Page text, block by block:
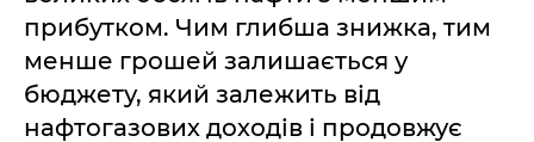
прибутком. Чим глибша знижка, тим
менше грошей залишається у
бюджету, який залежить від
нафтогазових доходів і продовжує